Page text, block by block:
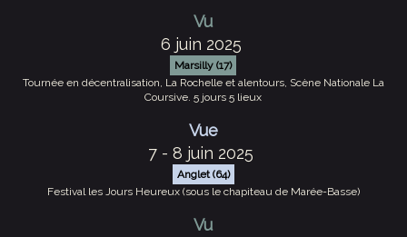
Vu
6 juin 2025
Marsilly (17)
Tournée en décentralisation, La Rochelle et alentours, Scène Nationale La
Coursive. 5 jours 5 lieux
Vue
7 - 8 juin 2025
Anglet (64)
Festival les Jours Heureux (sous le chapiteau de Marée-Basse)
Vu